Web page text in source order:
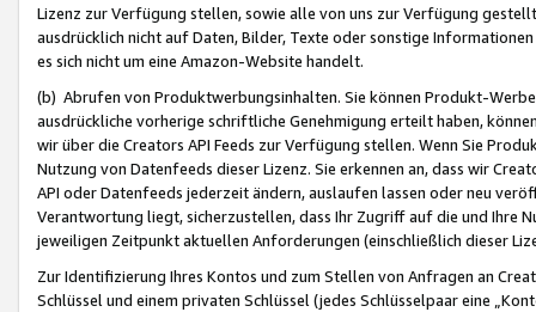
Lizenz zur Verfügung stellen, sowie alle von uns zur Verfügung
ausdrücklich nicht auf Daten, Bilder, Texte oder sonstige
es sich nicht um eine Amazon-Website handelt.
(b) Abrufen von Produktwerbungsinhalten. Sie können Produkt-
ausdrückliche vorherige schriftliche Genehmigung erteilt haben,
wir über die Creators API Feeds zur Verfügung stellen. Wenn Sie
Nutzung von Datenfeeds dieser Lizenz. Sie erkennen an, dass wir
API oder Datenfeeds jederzeit ändern, auslaufen lassen oder neu
Verantwortung liegt, sicherzustellen, dass Ihr Zugriff auf die und Ihre
jeweiligen Zeitpunkt aktuellen Anforderungen (einschließlich dieser
Zur Identifizierung Ihres Kontos und zum Stellen von Anfragen an
Schlüssel und einem privaten Schlüssel (jedes Schlüsselpaar eine